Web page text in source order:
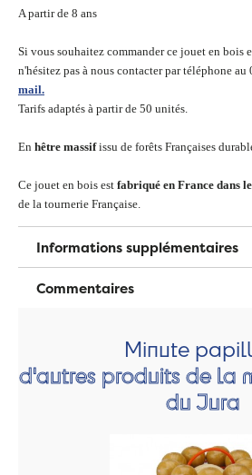
A partir de 8 ans
Si vous souhaitez commander ce jouet en bois
n'hésitez pas à nous contacter par téléphone
mail.
Tarifs adaptés à partir de 50 unités.
En hêtre massifissu de forêts Françaises
Ce jouet en bois est fabriqué en France dans
de la tournerie Française.
Informations supplémentaires
Commentaires
Minute
d'autres produits de la
du Jura